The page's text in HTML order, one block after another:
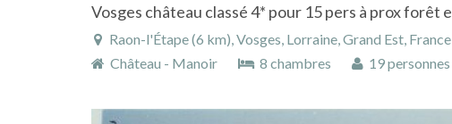
Raon-l'Étape (6 km), Vosges, Lorraine, Grand Est, France
Château - Manoir
8 chambres 19 personnes